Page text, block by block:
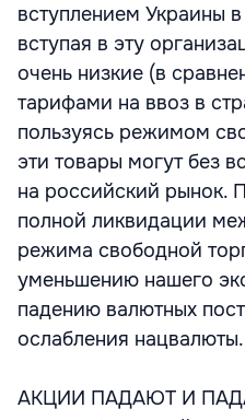
вступлением Украины
вступая в эту
очень низкие (в
тарифами на ввоз в
пользуясь режимом
эти товары могут без
на российский рынок.
полной ликвидации
режима свободной
уменьшению нашего
падению валютных
ослабления нацвалюты.
АКЦИИ ПАДАЮТ И